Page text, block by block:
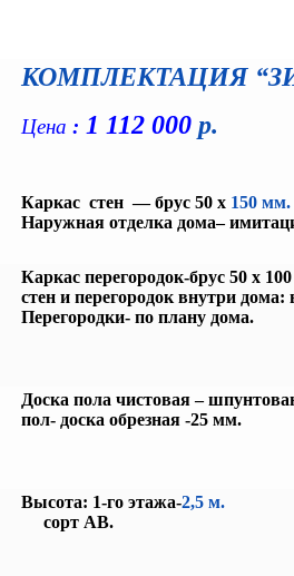
КОМПЛЕКТАЦИЯ
Цена : 1 112 000р.
Каркас стен — брус 50 х
Наружная отделка дома–
Каркас перегородок-брус
стен и перегородок внутри дома:
Перегородки- по плану дома.
Доска пола чистовая –
пол- доска обрезная -25 мм.
Высота: 1-го этажа-2,5 м.
сорт АВ.